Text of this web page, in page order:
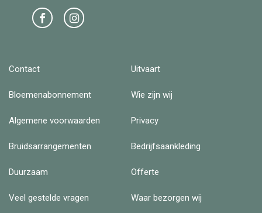
Contact Uitvaart
Bloemenabonnement Wie zijn wij
Algemene voorwaarden Privacy
Bruidsarrangementen Bedrijfsaankleding
Duurzaam Offerte
Veel gestelde vragen Waar bezorgen wij